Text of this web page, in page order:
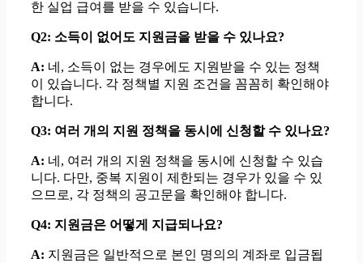
한 실업 급여를 받을 수 있습니다.
Q2: 소득이 없어도 지원금을 받을 수 있나요?
A: 네, 소득이 없는 경우에도 지원받을 수 있는 정책
이 있습니다. 각 정책별 지원 조건을 꼼꼼히 확인해야
합니다.
Q3: 여러 개의 지원 정책을 동시에 신청할 수 있나요?
A: 네, 여러 개의 지원 정책을 동시에 신청할 수 있습
니다. 다만, 중복 지원이 제한되는 경우가 있을 수 있
으므로, 각 정책의 공고문을 확인해야 합니다.
Q4: 지원금은 어떻게 지급되나요?
A: 지원금은 일반적으로 본인 명의의 계좌로 입금됩